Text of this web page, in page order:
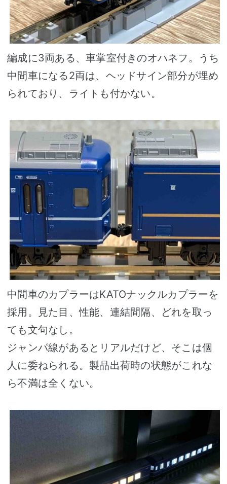
編成に3両ある、車掌室付きのオハネフ。うち
中間車になる2両は、ヘッドサイン部分が埋め
られており、ライトも付かない。
中間車のカプラーはKATOナックルカプラーを
採用。見た目、性能、連結間隔、どれを取っ
ても文句なし。
ジャンパ線があるとリアルだけど、そこは個
人に委ねられる。製品出荷時の状態がこれな
ら不満は全くない。